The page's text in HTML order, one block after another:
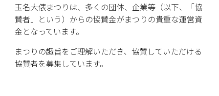
玉名大俵まつりは、多くの団体、企業等（以下、「協
賛者」という）からの協賛金がまつりの貴重な運営資
金となっています。
まつりの趣旨をご理解いただき、協賛していただける
協賛者を募集しています。